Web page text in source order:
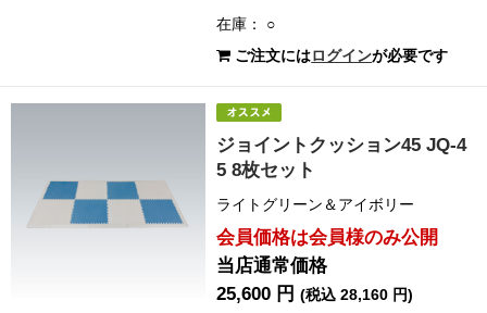
在庫： ○
ご注文にはログインが必要です
ジョイントクッション45 JQ-4
5 8枚セット
ライトグリーン＆アイボリー
会員価格は会員様のみ公開
当店通常価格
25,600 円(税込 28,160 円)